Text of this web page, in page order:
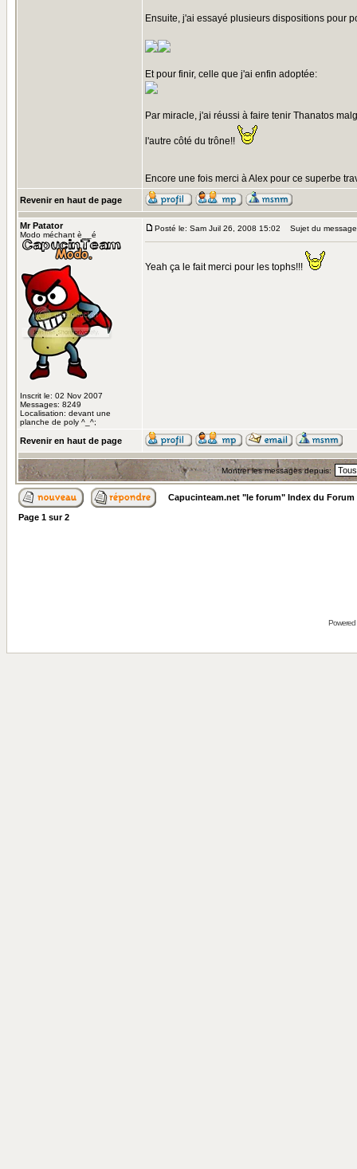
Ensuite, j'ai essayé plusieurs dispositions pour
Et pour finir, celle que j'ai enfin adoptée:
Par miracle, j'ai réussi à faire tenir Thanatos
l'autre côté du trône!!
Encore une fois merci à Alex pour ce superbe
Revenir en haut de page
Mr Patator
Modo méchant è__é
Inscrit le: 02 Nov 2007
Messages: 8249
Localisation: devant une
planche de poly ^_^;
Posté le: Sam Juil 26, 2008 15:02 Sujet du
Yeah ça le fait merci pour les tophs!!!
Revenir en haut de page
Montrer les messages depuis:
Capucinteam.net "le forum" Index du Forum
Page 1 sur2